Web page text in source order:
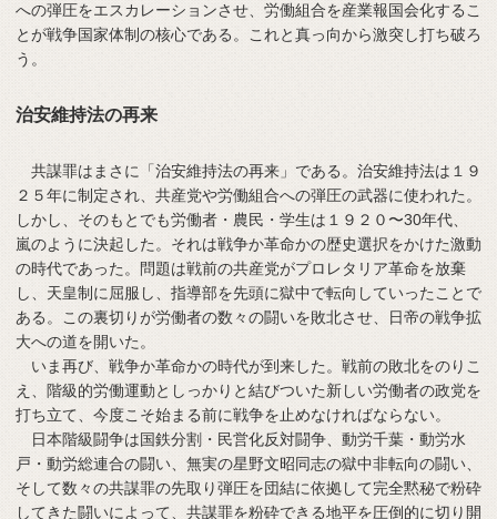
への弾圧をエスカレーションさせ、労働組合を産業報国会化するこ
とが戦争国家体制の核心である。これと真っ向から激突し打ち破ろ
う。
治安維持法の再来
共謀罪はまさに「治安維持法の再来」である。治安維持法は１９
２５年に制定され、共産党や労働組合への弾圧の武器に使われた。
しかし、そのもとでも労働者・農民・学生は１９２０〜30年代、
嵐のように決起した。それは戦争か革命かの歴史選択をかけた激動
の時代であった。問題は戦前の共産党がプロレタリア革命を放棄
し、天皇制に屈服し、指導部を先頭に獄中で転向していったことで
ある。この裏切りが労働者の数々の闘いを敗北させ、日帝の戦争拡
大への道を開いた。
いま再び、戦争か革命かの時代が到来した。戦前の敗北をのりこ
え、階級的労働運動としっかりと結びついた新しい労働者の政党を
打ち立て、今度こそ始まる前に戦争を止めなければならない。
日本階級闘争は国鉄分割・民営化反対闘争、動労千葉・動労水
戸・動労総連合の闘い、無実の星野文昭同志の獄中非転向の闘い、
そして数々の共謀罪の先取り弾圧を団結に依拠して完全黙秘で粉砕
してきた闘いによって、共謀罪を粉砕できる地平を圧倒的に切り開